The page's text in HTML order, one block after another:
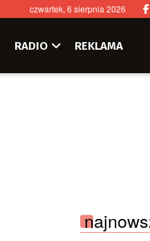
czwartek, 6 sierpnia 2026
RADIO REKLAMA